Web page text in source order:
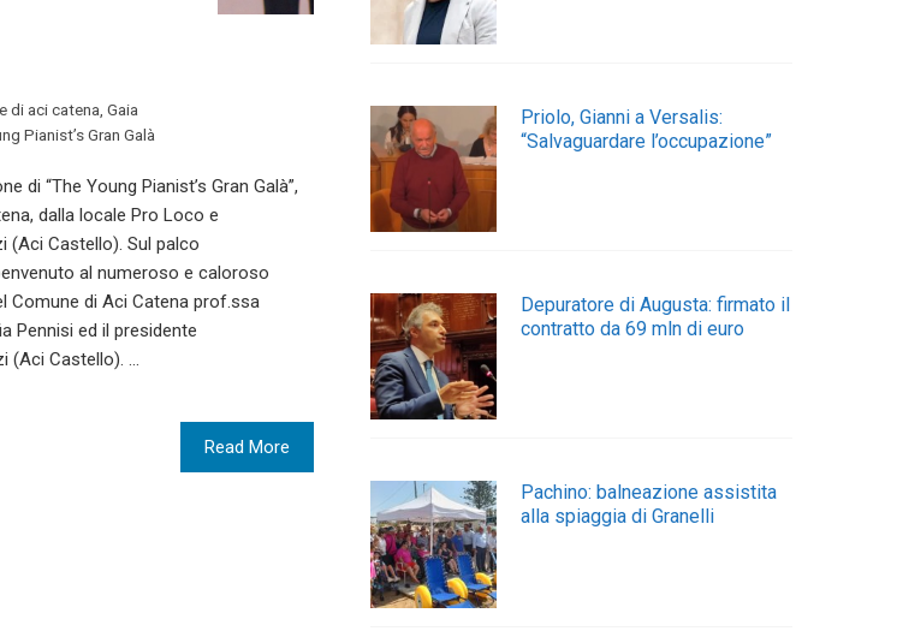
di aci catena Gaia
Pianist’s Gran Galà
di “The Young Pianist’s Gran Galà”,
dalla locale Pro Loco e
(Aci Castello). Sul palco
al numeroso e caloroso
Comune di Aci Catena prof.ssa
Pennisi ed il presidente
(Aci Castello). …
Read More
Priolo, Gianni a Versalis:
“Salvaguardare l’occupazione”
Depuratore di Augusta: firmato il
contratto da 69 mln di euro
Pachino: balneazione assistita
alla spiaggia di Granelli